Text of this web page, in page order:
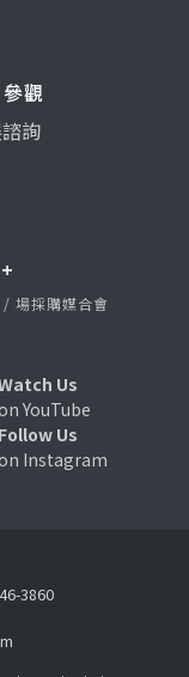
觀
詢
+
/ 場採購媒合會
Us
YouTube
Follow Us
Instagram
3860